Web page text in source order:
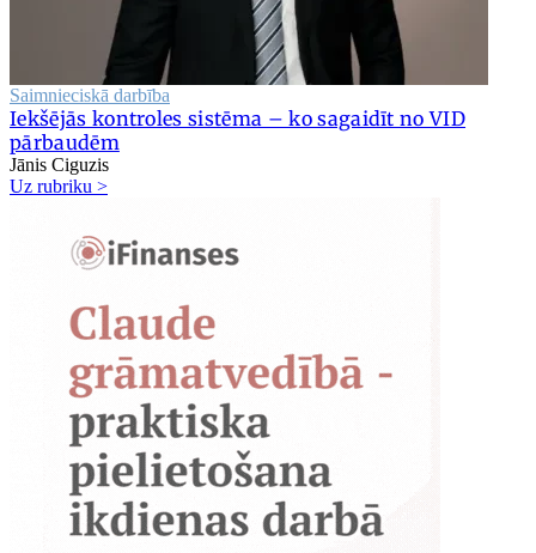
Saimnieciskā darbība
Iekšējās kontroles sistēma – ko sagaidīt no VID
pārbaudēm
Jānis Ciguzis
Uz rubriku >